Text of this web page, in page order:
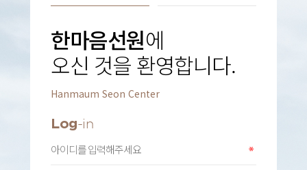
한마음선원에
오신 것을 환영합니다.
Hanmaum Seon Center
Log-in